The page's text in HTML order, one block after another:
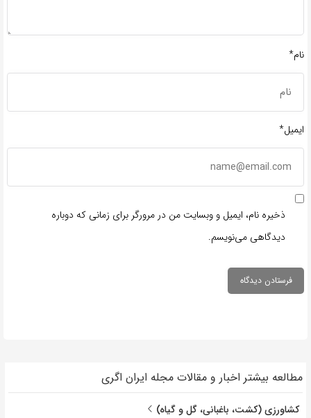
نام*
ایمیل*
ذخیره نام، ایمیل و وبسایت من در مرورگر برای زمانی که دوباره
دیدگاهی می‌نویسم.
مطالعه بیشتر اخبار و مقالات مجله ایران اگری
کشاورزی (کشت، باغبانی، گل و گیاه)